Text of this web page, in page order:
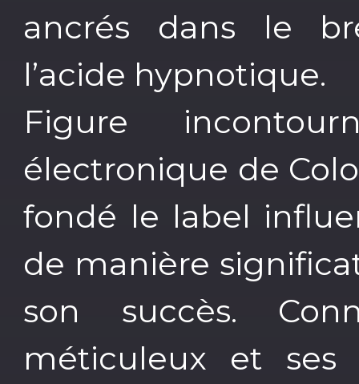
ancrés dans le
l’acide hypnotique.
Figure
électronique de
fondé le label
de manière
son succès.
méticuleux et ses